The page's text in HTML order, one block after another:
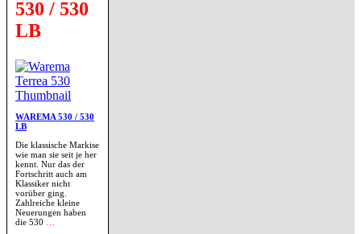
530 / 530
LB
WAREMA 530 / 530
LB
Die klassische Markise
wie man sie seit je her
kennt. Nur das der
Fortschritt auch am
Klassiker nicht
vorüber ging.
Zahlreiche kleine
Neuerungen haben
die 530